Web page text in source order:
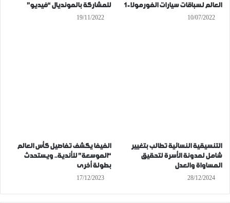
العالم لسباقات سيارات الفورمولا-1
10/07/2022
للمشاركة بالمونديال “فيديو”
19/11/2022
التنسيقية النسائية تطالب بتغيير
شامل لمدونة الأسرة لتحقيق
المساواة والعدل
28/12/2024
الفيفا يكشف تفاصيل كأس العالم
“الموسعة” للأندية.. ويستحدث
بطولة أخرى
17/12/2023